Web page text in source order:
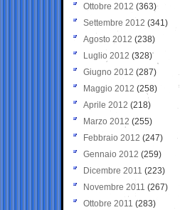
Ottobre 2012 (363)
Settembre 2012 (341)
Agosto 2012 (238)
Luglio 2012 (328)
Giugno 2012 (287)
Maggio 2012 (258)
Aprile 2012 (218)
Marzo 2012 (255)
Febbraio 2012 (247)
Gennaio 2012 (259)
Dicembre 2011 (223)
Novembre 2011 (267)
Ottobre 2011 (283)